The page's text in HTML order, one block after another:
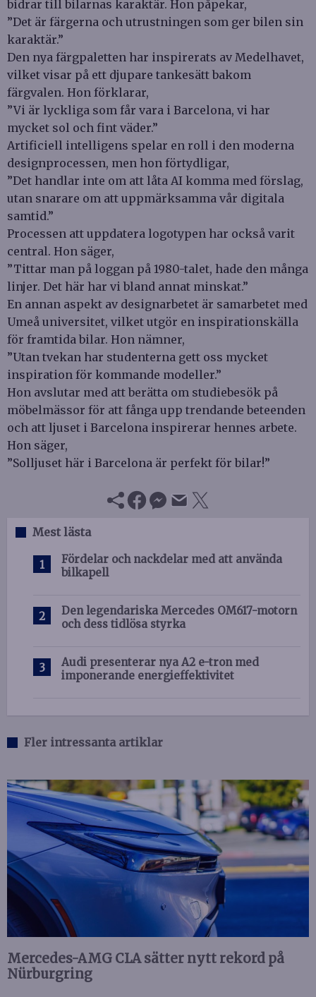
bidrar till bilarnas karaktär. Hon påpekar,
”Det är färgerna och utrustningen som ger bilen sin
karaktär.”
Den nya färgpaletten har inspirerats av Medelhavet,
vilket visar på ett djupare tankesätt bakom
färgvalen. Hon förklarar,
”Vi är lyckliga som får vara i Barcelona, vi har
mycket sol och fint väder.”
Artificiell intelligens spelar en roll i den moderna
designprocessen, men hon förtydligar,
”Det handlar inte om att låta AI komma med förslag,
utan snarare om att uppmärksamma vår digitala
samtid.”
Processen att uppdatera logotypen har också varit
central. Hon säger,
”Tittar man på loggan på 1980-talet, hade den många
linjer. Det här har vi bland annat minskat.”
En annan aspekt av designarbetet är samarbetet med
Umeå universitet, vilket utgör en inspirationskälla
för framtida bilar. Hon nämner,
”Utan tvekan har studenterna gett oss mycket
inspiration för kommande modeller.”
Hon avslutar med att berätta om studiebesök på
möbelmässor för att fånga upp trendande beteenden
och att ljuset i Barcelona inspirerar hennes arbete.
Hon säger,
”Solljuset här i Barcelona är perfekt för bilar!”
Mest lästa
Fördelar och nackdelar med att använda
bilkapell
Den legendariska Mercedes OM617-motorn
och dess tidlösa styrka
Audi presenterar nya A2 e-tron med
imponerande energieffektivitet
Fler intressanta artiklar
Mercedes-AMG CLA sätter nytt rekord på
Nürburgring